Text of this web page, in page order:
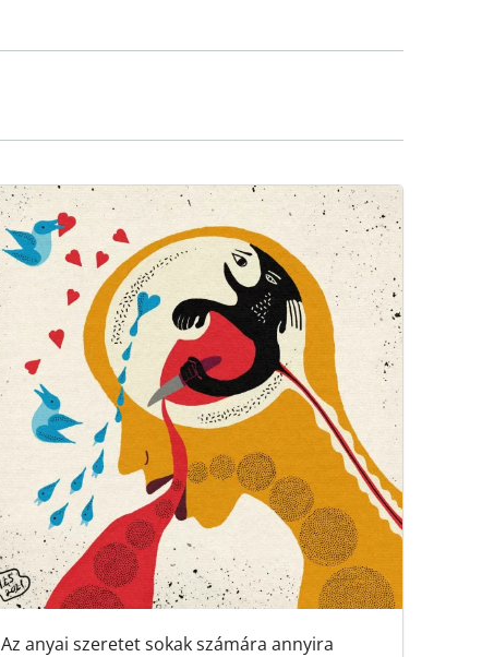
Az anyai szeretet sokak számára annyira